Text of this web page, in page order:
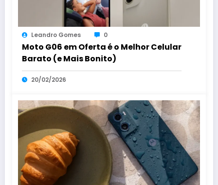
Leandro Gomes 0
Moto G06 em Oferta é o Melhor Celular
Barato (e Mais Bonito)
20/02/2026